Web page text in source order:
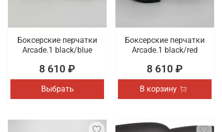
Боксерские перчатки
Arcade.1 black/blue
8 610 ₽
Выбрать
Боксерские перчатки
Arcade.1 black/red
8 610 ₽
В корзину